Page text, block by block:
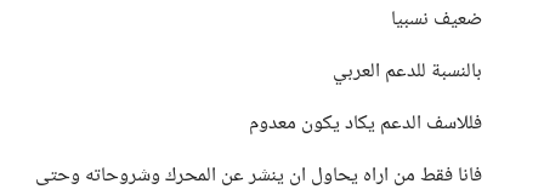
ضعيف نسبيا
بالنسبة للدعم العربي
فللاسف الدعم يكاد يكون معدوم
فانا فقط من اراه يحاول ان ينشر عن المحرك وشروحاته وحتى